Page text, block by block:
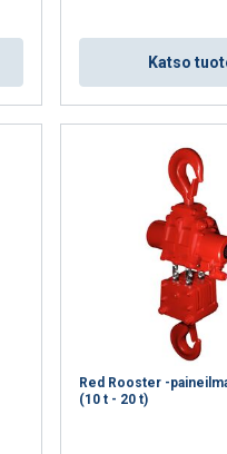
Katso
Red Rooster -
(10 t - 20 t)
kanssa,
käyttäessäsi